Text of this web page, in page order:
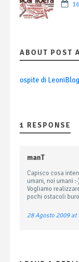
ABOUT POST
ospite di LeoniBlog
1 RESPONSE
manT
Capisco cosa
umani, noi umani
Vogliamo
pochi ostacoli
28 Agosto 2009 at